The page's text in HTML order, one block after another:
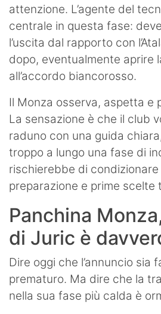
attenzione. L’agente del
centrale in questa fase:
l’uscita dal rapporto con
dopo, eventualmente aprire
all’accordo biancorosso.
Il Monza osserva, aspetta e
La sensazione è che il club
raduno con una guida
troppo a lungo una fase di
rischierebbe di
preparazione e prime scelte
Panchina
di Juric è
Dire oggi che l’annuncio sia
prematuro. Ma dire che la
nella sua fase più calda è